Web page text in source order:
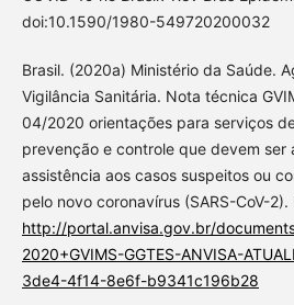
doi:10.1590/1980-549720200032
Brasil. (2020a) Ministério da Saúde.
Vigilância Sanitária. Nota técnica
04/2020 orientações para serviços
prevenção e controle que devem ser
assistência aos casos suspeitos ou
pelo novo coronavírus (SARS-CoV-
http://portal.anvisa.gov.br/
2020+GVIMS-GGTES-ANVISA-
3de4-4f14-8e6f-b9341c196b28